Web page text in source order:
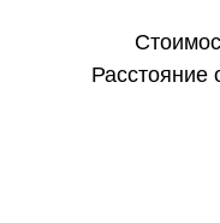
Расстояние